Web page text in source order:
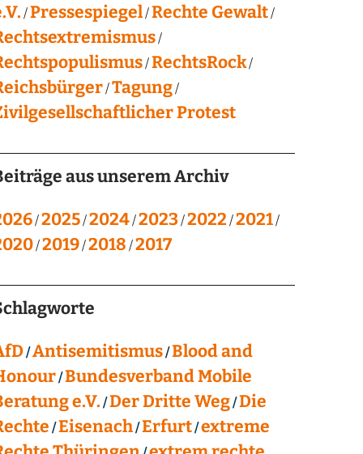
Pressespiegel Rechte Gewalt
RechtsRock
Tagung
Protest
aus unserem Archiv
2025 2024 2023 2022 2021
2019 2018 2017
Antisemitismus Blood and
Bundesverband Mobile
e.V. Der Dritte Weg Die
Eisenach Erfurt extreme